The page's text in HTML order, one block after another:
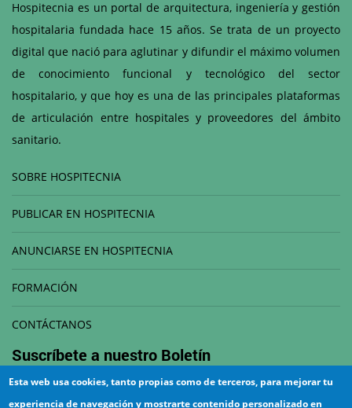
Hospitecnia es un portal de arquitectura, ingeniería y gestión
hospitalaria fundada hace 15 años. Se trata de un proyecto
digital que nació para aglutinar y difundir el máximo volumen
de conocimiento funcional y tecnológico del sector
hospitalario, y que hoy es una de las principales plataformas
de articulación entre hospitales y proveedores del ámbito
sanitario.
SOBRE HOSPITECNIA
PUBLICAR EN HOSPITECNIA
ANUNCIARSE EN HOSPITECNIA
FORMACIÓN
CONTÁCTANOS
Suscríbete a nuestro Boletín
Esta web usa cookies, tanto propias como de terceros, para mejorar tu
experiencia de navegación y mostrarte contenido personalizado en